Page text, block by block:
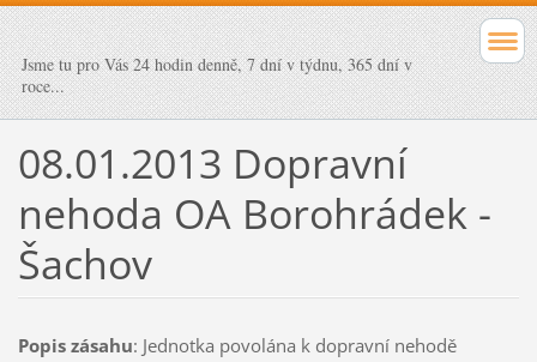
Jsme tu pro Vás 24 hodin denně, 7 dní v týdnu, 365 dní v
roce...
08.01.2013 Dopravní
nehoda OA Borohrádek -
Šachov
Popis zásahu: Jednotka povolána k dopravní nehodě